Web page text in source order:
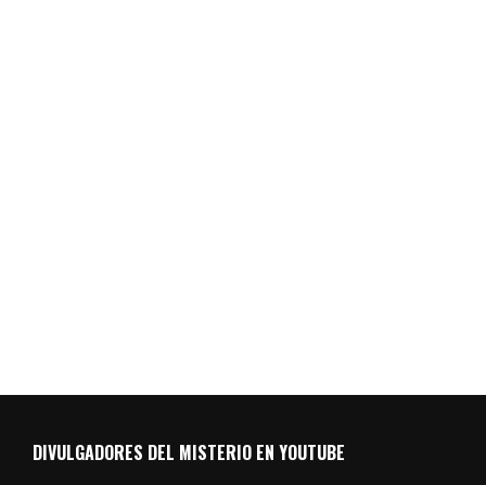
DIVULGADORES DEL MISTERIO EN YOUTUBE